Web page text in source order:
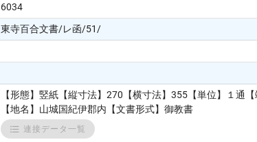
6034
東寺百合文書/レ函/51/
【形態】竪紙【縦寸法】270【横寸法】355【単位】１
【地名】山城国紀伊郡内【文書形式】御教書
連接データ一覧